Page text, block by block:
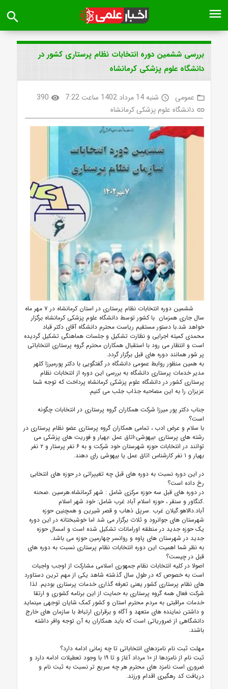
menu
search
بررسی ششمین دوره انتخابات نظام پرستاری کشور در
دانشگاه علوم پزشکی کرمانشاه
folder_open عمومی access_time شنبه 14 مرداد 1402 ساعت 7:22 visibility
390
link دانشگاه علوم پزشکی کرمانشاه
ششمین دوره انتخابات نظام پرستاری در استان کرمانشاه در ۷ مهر ماه
سال جاری همزمان با کشور توسط دانشگاه علوم پزشکی کرمانشاه برگزار
خواهد شد.با دستور مستقیم ریاست محترم دانشگاه آقای دکتر قباد
محمدی کمیته اجرایی و نظارت تشکیل و جلسات هماهنگی تشکیل گردیده
است و انتظار می رود با استقبال همکاران محترم گروه پرستاری انتخاباتی
پر شور همانند دوره های قبل برگزار گردد.
به همین منظور روابط عمومی دانشگاه در گفتگویی با دکتر پورمیرزا کلهر
مدیر خدمات پرستاری دانشگاه به بررسی این دوره از انتخابات نظام
پرستاری کشور در دانشگاه علوم پزشکی کرمانشاه پرداخت که توجه شما
عزیزان را به این مصاحبه جذاب جلب می کنیم.
جناب دکتر پور میرزا شرکت همکاران گروه پرستاری در انتخابات چگونه
است؟
با سلام و عرض ادب ، تمامی همکاران گروه پرستاری عضو نظام پرستاری در
رشته های پرستاری ؛بیهوشی؛اتاق عمل ؛بهیار و فوریت های پزشکی می
توانند در انتخابات حوزه شهرستان خود شرکت و به ۶ نفر پرستار و ۲ نفر
بهیار و ۱ نفر کارشناس اتاق عمل یا بیهوشی رای دهند.
در این دوره نسبت به دوره های قبل چه تغییراتی در حوزه های انتخابی
رخ داده است؟
در دوره های قبل سه حوزه مرکزی شامل : شهر کرمانشاه.هرسین .صحنه
.کنگاور و سنقر ، حوزه اسلام آباد غرب شامل: خود شهر اسلام
آباد.دالاهو.گیلان غرب .سرپل ذهاب و قصر شیرین و همچنین حوزه
شهرستان های جوانرود و ثلاث برگزار می شد اماخوشبختانه در این دوره
یک حوزه جدید در منطقه اورامانات تشکیل شده است و امسال حوزه
جدید در شهرستان های پاوه و روانسر چهارمین حوزه می باشد.
به نظر شما اهمیت این دوره انتخابات نظام پرستاری نسبت به دوره های
قبل در چیست؟
اصولا در کلیه انتخابات نظام جمهوری اسلامی مشارکت از اوجب واجبات
است به خصوص که در طول سال گذشته شاهد یکی از مهم ترین دستاورد
های نظام پرستاری کشور یعنی تعرفه گذاری خدمات پرستاری بودیم. لذا
شرکت فعال همه گروه پرستاری به حمایت از این برنامه کشوری و ارتقا
خدمات مراقبتی به مردم محترم استان و کشور کمک شایان توجهی مینماید
و داشتن نماینده های متعهد و آگاه و برقراری ارتباط با سازمان های خارج
دانشگاهی از ضروریاتی است که باید همکاران به آن توجه وافر داشته
باشند.
مهلت ثبت نام نامزدهای انتخاباتی تا چه زمانی ادامه دارد؟
ثبت نام از نامزدها از ۱۰ مرداد آغاز و تا ۱۹ با وجود تعطیلات ادامه دارد و
ضروری است نامزد های محترم هر چه سریع تر نسبت به ثبت نام و
دریافت کد رهگیری اقدام ورزند.